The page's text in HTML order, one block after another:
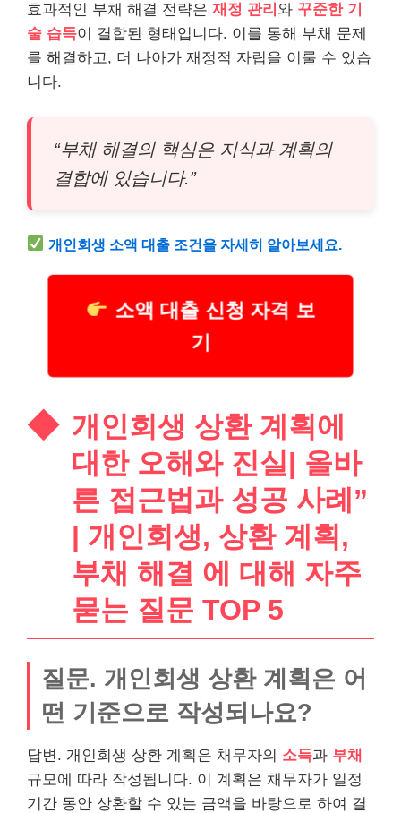
효과적인 부채 해결 전략은 재정 관리 와 꾸준한 기
술 습득이 결합된 형태입니다. 이를 통해 부채 문제
를 해결하고, 더 나아가 재정적 자립을 이룰 수 있습
니다.
“부채 해결의 핵심은 지식과 계획의
결합에 있습니다.”
개인회생 소액 대출 조건을 자세히 알아보세요.
소액 대출 신청 자격 보
기
개인회생 상환 계획에
대한 오해와 진실| 올바
른 접근법과 성공 사례”
| 개인회생, 상환 계획,
부채 해결 에 대해 자주
묻는 질문 TOP 5
질문. 개인회생 상환 계획은 어
떤 기준으로 작성되나요?
답변. 개인회생 상환 계획은 채무자의 소득과 부채
규모에 따라 작성됩니다. 이 계획은 채무자가 일정
기간 동안 상환할 수 있는 금액을 바탕으로 하여 결